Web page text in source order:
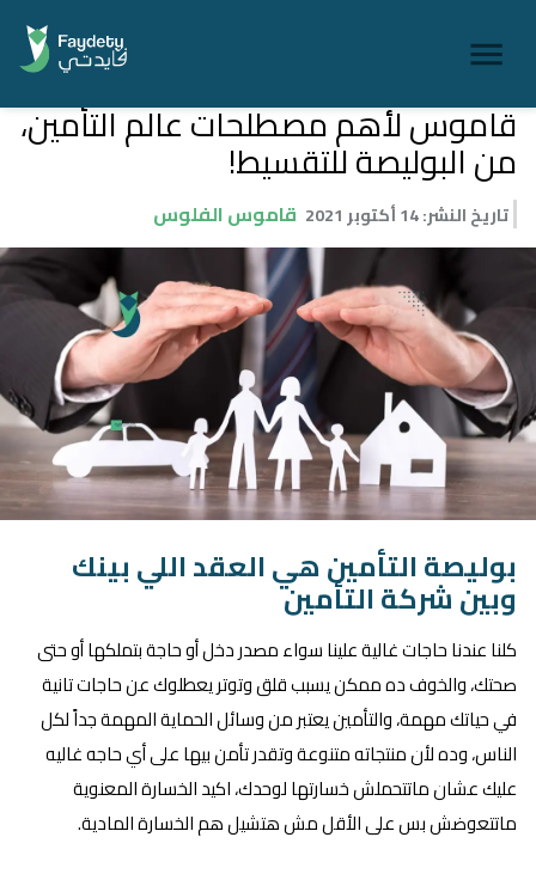
قاموس لأهم مصطلحات عالم التأمين،
من البوليصة للتقسيط!
تاريخ النشر:14 أكتوبر 2021 قاموس الفلوس
بوليصة التأمين هي العقد اللي بينك
وبين شركة التأمين
كلنا عندنا حاجات غالية علينا سواء مصدر دخل أو حاجة بتملكها أو حتى
صحتك، والخوف ده ممكن يسبب قلق وتوتر يعطلوك عن حاجات تانية
في حياتك مهمة، والتأمين يعتبر من وسائل الحماية المهمة جداً لكل
الناس، وده لأن منتجاته متنوعة وتقدر تأمن بيها على أي حاجه غاليه
عليك عشان ماتتحملش خسارتها لوحدك، اكيد الخسارة المعنوية
ماتتعوضش بس على الأقل مش هتشيل هم الخسارة المادية.